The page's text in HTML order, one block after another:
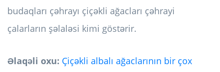
budaqları çəhrayı çiçəkli ağacları çəhrayi
çalarların şəlaləsi kimi göstərir.
Əlaqəli oxu: Çiçəkli albalı ağaclarının bir çox